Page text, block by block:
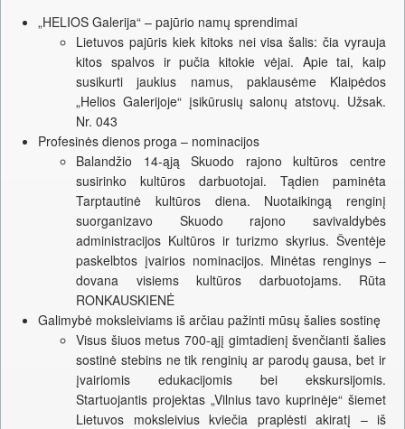
„HELIOS Galerija“ – pajūrio namų sprendimai
Lietuvos pajūris kiek kitoks nei visa šalis: čia vyrauja
kitos spalvos ir pučia kitokie vėjai. Apie tai, kaip
susikurti jaukius namus, paklausėme Klaipėdos
„Helios Galerijoje“ įsikūrusių salonų atstovų. Užsak.
Nr. 043
Profesinės dienos proga – nominacijos
Balandžio 14-ąją Skuodo rajono kultūros centre
susirinko kultūros darbuotojai. Tądien paminėta
Tarptautinė kultūros diena. Nuotaikingą renginį
suorganizavo Skuodo rajono savivaldybės
administracijos Kultūros ir turizmo skyrius. Šventėje
paskelbtos įvairios nominacijos. Minėtas renginys –
dovana visiems kultūros darbuotojams. Rūta
RONKAUSKIENĖ
Galimybė moksleiviams iš arčiau pažinti mūsų šalies sostinę
Visus šiuos metus 700-ąjį gimtadienį švenčianti šalies
sostinė stebins ne tik renginių ar parodų gausa, bet ir
įvairiomis edukacijomis bei ekskursijomis.
Startuojantis projektas „Vilnius tavo kuprinėje“ šiemet
Lietuvos moksleivius kviečia praplėsti akiratį – iš